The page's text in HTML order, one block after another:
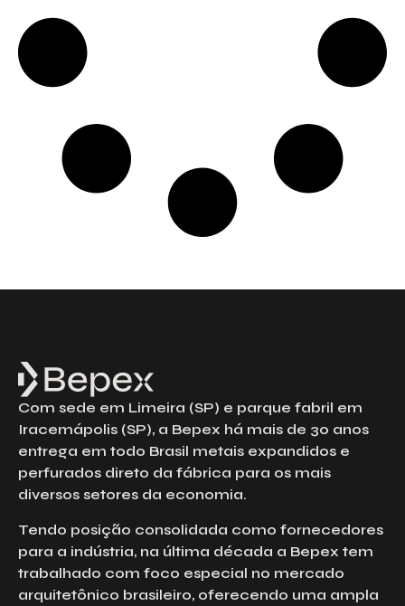
Com sede em Limeira (SP) e parque fabril em
Iracemápolis (SP), a Bepex há mais de 30 anos
entrega em todo Brasil metais expandidos e
perfurados direto da fábrica para os mais
diversos setores da economia.
Tendo posição consolidada como fornecedores
para a indústria, na última década a Bepex tem
trabalhado com foco especial no mercado
arquitetônico brasileiro, oferecendo uma ampla